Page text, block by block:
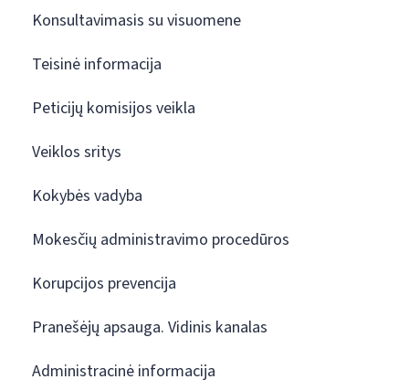
Konsultavimasis su visuomene
Teisinė informacija
Peticijų komisijos veikla
Veiklos sritys
Kokybės vadyba
Mokesčių administravimo procedūros
Korupcijos prevencija
Pranešėjų apsauga. Vidinis kanalas
Administracinė informacija